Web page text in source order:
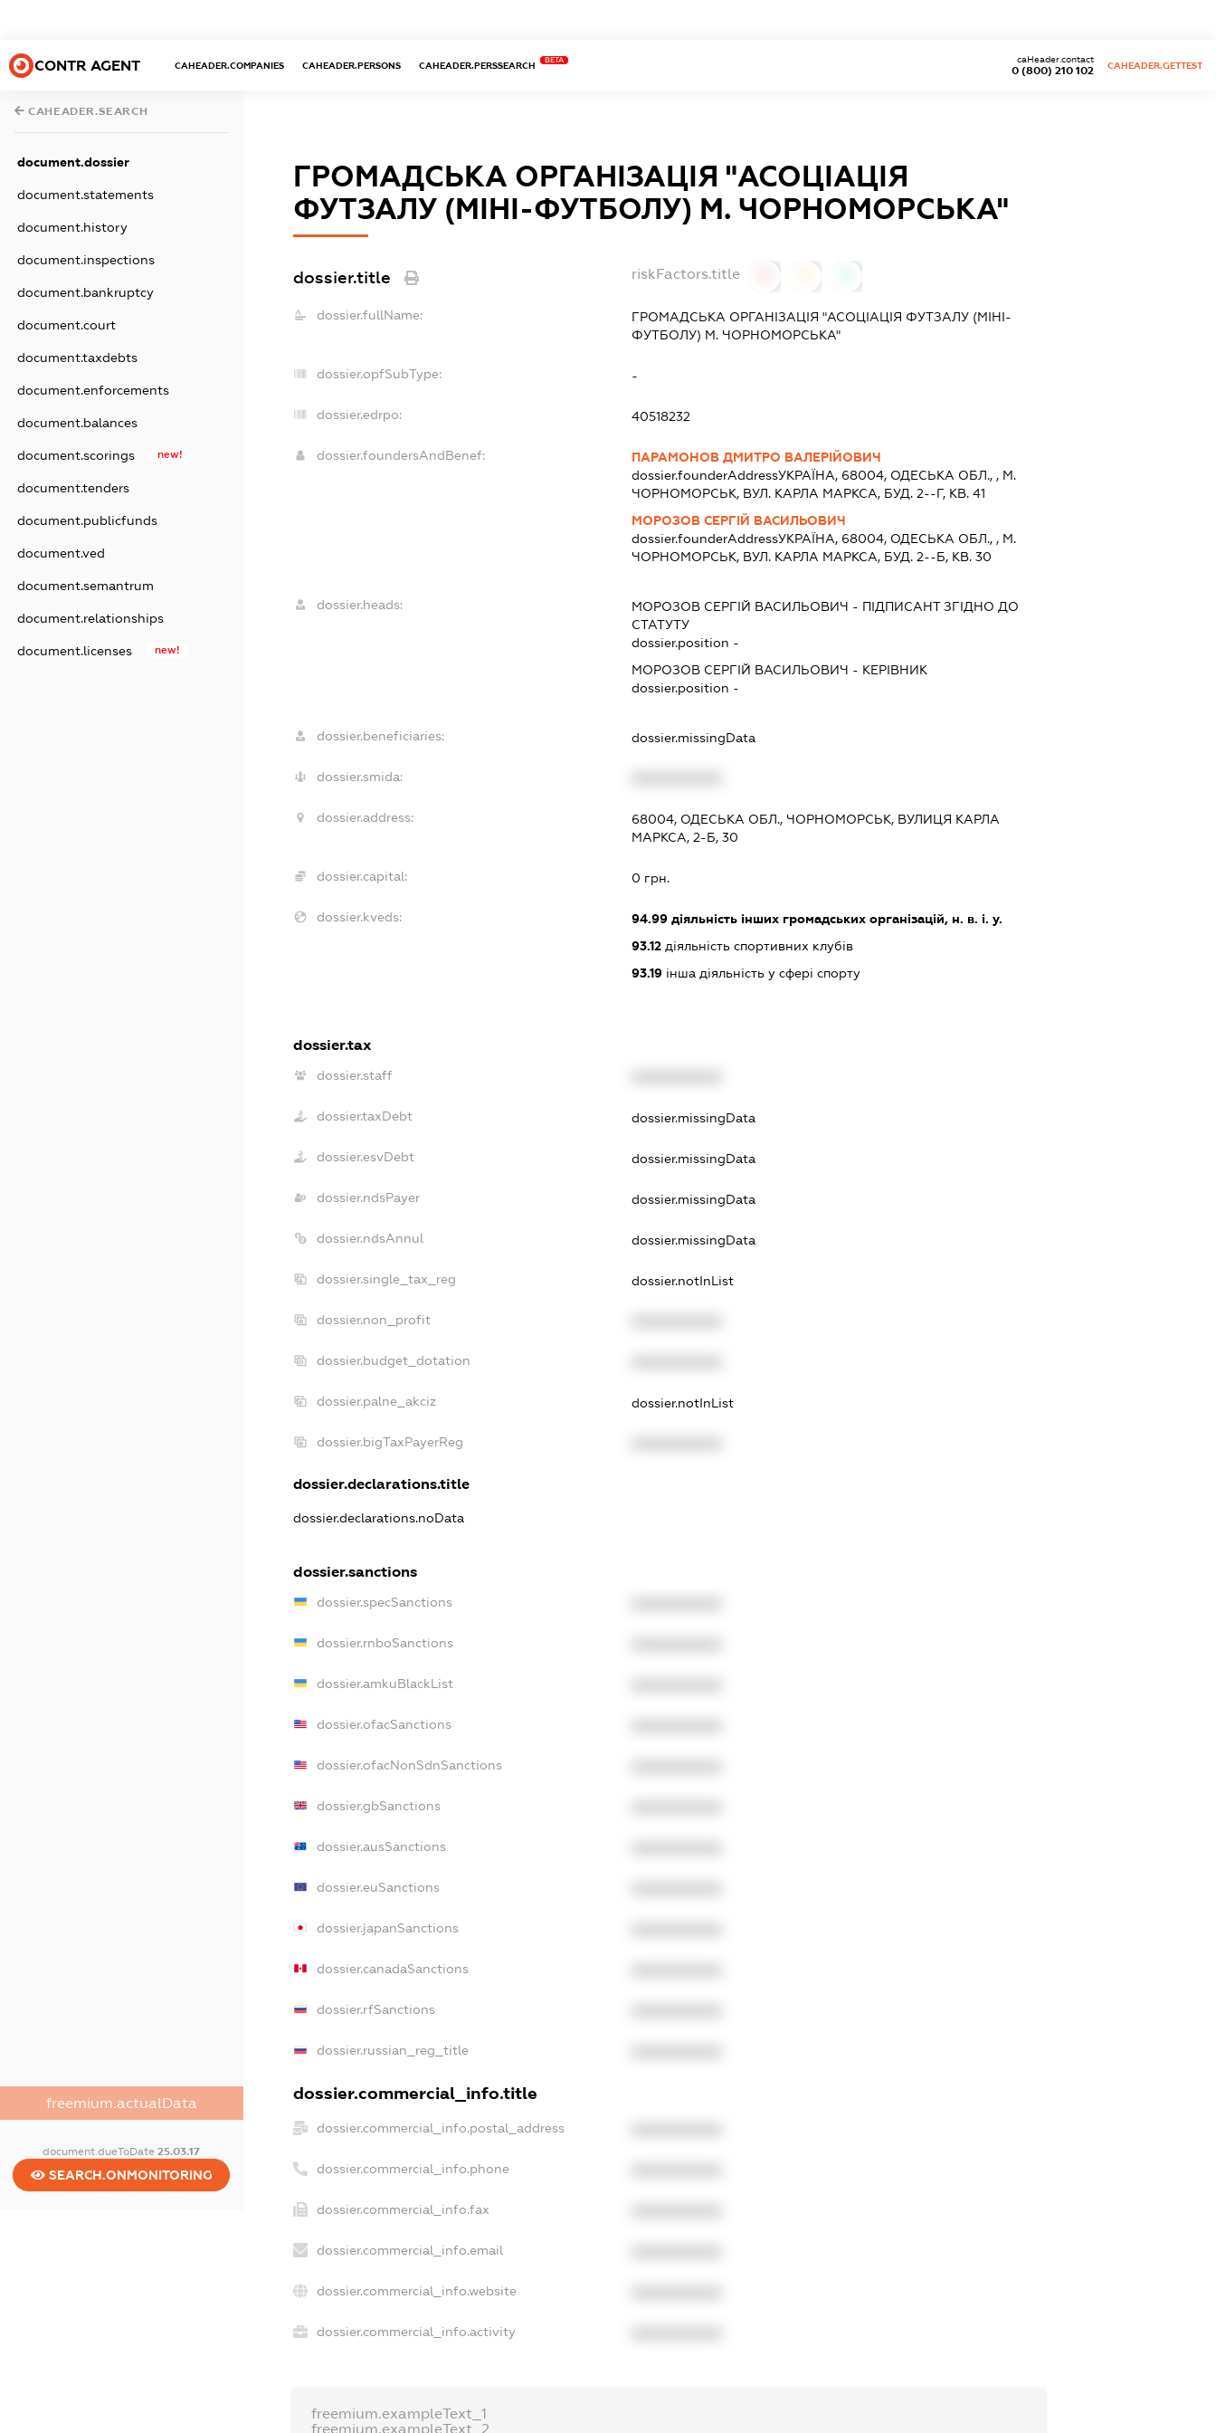
CONTR AGENT CAHEADER.COMPANIES CAHEADER.PERSONS CAHEADER.PERSSEARCH
BETA
0 (800) 210 102
caHeader.contact
CAHEADER.GETTEST
CAHEADER.SEARCH
document.dossier
document.statements
document.history
document.inspections
document.bankruptcy
document.court
document.taxdebts
document.enforcements
document.balances
document.scorings new!
document.tenders
document.publicfunds
document.ved
document.semantrum
document.relationships
document.licenses new!
freemium.actualData
document.dueToDate25.03.17
SEARCH.ONMONITORING
ГРОМАДСЬКА ОРГАНІЗАЦІЯ "АСОЦІАЦІЯ
ФУТЗАЛУ (МІНІ-ФУТБОЛУ) М. ЧОРНОМОРСЬКА"
dossier.title riskFactors.title
dossier.fullName:
ГРОМАДСЬКА ОРГАНІЗАЦІЯ "АСОЦІАЦІЯ ФУТЗАЛУ (МІНІ-
ФУТБОЛУ) М. ЧОРНОМОРСЬКА"
dossier.opfSubType: -
dossier.edrpo: 40518232
dossier.foundersAndBenef:
ПАРАМОНОВ ДМИТРО ВАЛЕРІЙОВИЧ
dossier.founderAddressУКРАЇНА, 68004, ОДЕСЬКА ОБЛ., , М.
ЧОРНОМОРСЬК, ВУЛ. КАРЛА МАРКСА, БУД. 2--Г, КВ. 41
МОРОЗОВ СЕРГІЙ ВАСИЛЬОВИЧ
dossier.founderAddressУКРАЇНА, 68004, ОДЕСЬКА ОБЛ., , М.
ЧОРНОМОРСЬК, ВУЛ. КАРЛА МАРКСА, БУД. 2--Б, КВ. 30
dossier.heads: МОРОЗОВ СЕРГІЙ ВАСИЛЬОВИЧ - ПІДПИСАНТЗГІДНО ДО
СТАТУТУ
dossier.position -
МОРОЗОВ СЕРГІЙ ВАСИЛЬОВИЧ - КЕРІВНИК
dossier.position -
dossier.beneficiaries: dossier.missingData
dossier.smida:
dossier.address:
68004, ОДЕСЬКА ОБЛ., ЧОРНОМОРСЬК, ВУЛИЦЯ КАРЛА
МАРКСА, 2-Б, 30
dossier.capital: 0 грн.
dossier.kveds: 94.99діяльність інших громадських організацій, н. в. і. у.
93.12діяльність спортивних клубів
93.19інша діяльність у сфері спорту
dossier.tax
dossier.staff
dossier.taxDebt dossier.missingData
dossier.esvDebt dossier.missingData
dossier.ndsPayer dossier.missingData
dossier.ndsAnnul dossier.missingData
dossier.single_tax_reg dossier.notInList
dossier.non_profit
dossier.budget_dotation
dossier.palne_akciz dossier.notInList
dossier.bigTaxPayerReg
dossier.declarations.title
dossier.declarations.noData
dossier.sanctions
dossier.specSanctions
dossier.rnboSanctions
dossier.amkuBlackList
dossier.ofacSanctions
dossier.ofacNonSdnSanctions
dossier.gbSanctions
dossier.ausSanctions
dossier.euSanctions
dossier.japanSanctions
dossier.canadaSanctions
dossier.rfSanctions
dossier.russian_reg_title
dossier.commercial_info.title
dossier.commercial_info.postal_address
dossier.commercial_info.phone
dossier.commercial_info.fax
dossier.commercial_info.email
dossier.commercial_info.website
dossier.commercial_info.activity
freemium.exampleText_1
freemium.exampleText_2